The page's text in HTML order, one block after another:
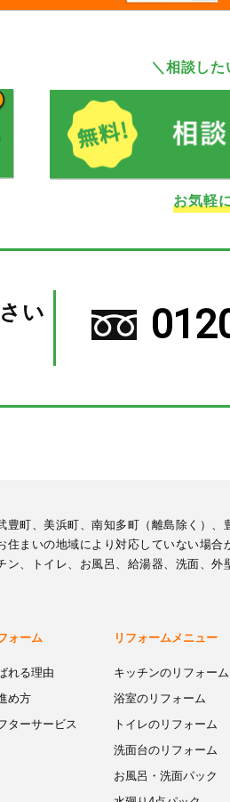
＼相談した
お気軽
い
町、美浜町、南知多町（離島除く）
まいの地域により対応していない場
、トイレ、お風呂、給湯器、洗面、
ォーム
れる理由
め方
ターサービス
リフォームメニュー
キッチンのリフォーム
浴室のリフォーム
トイレのリフォーム
洗面台のリフォーム
お風呂・洗面パック